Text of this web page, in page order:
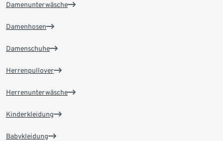
Damenunterwäsche
Damenhosen
Damenschuhe
Herrenpullover
Herrenunterwäsche
Kinderkleidung
Babykleidung